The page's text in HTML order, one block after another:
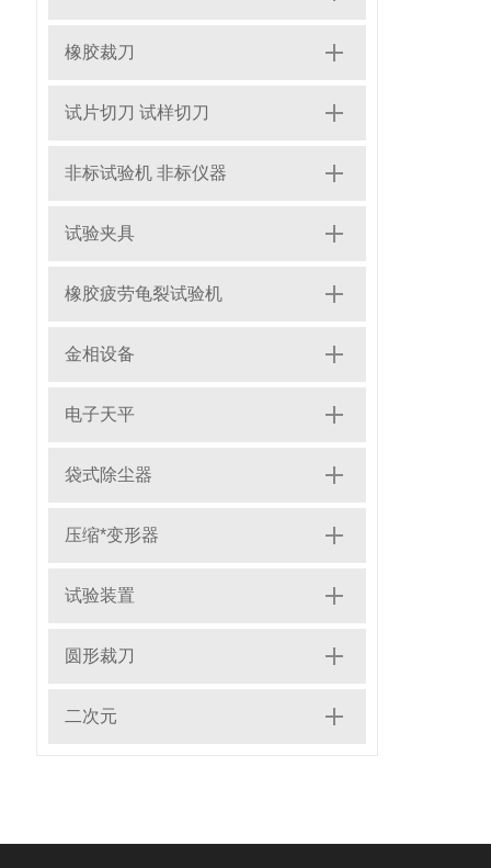
橡胶裁刀
试片切刀 试样切刀
非标试验机 非标仪器
试验夹具
橡胶疲劳龟裂试验机
金相设备
电子天平
袋式除尘器
压缩*变形器
试验装置
圆形裁刀
二次元